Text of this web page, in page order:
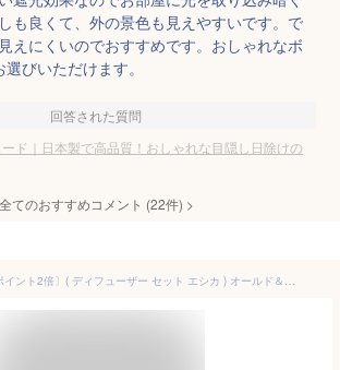
も良くて、外の景色も見えやすいです。で
えにくいのでおすすめです。おしゃれなボ
びいただけます。
回答された質問
ド｜日本製で高品質！おしゃれな目隠し日除けの
全てのおすすめコメント (22件) >
【特典付】〔ポイント2倍〕( ディフューザー セット エシカ ) オールド＆ニュー 取扱店 消臭 芳香剤 エッセンシャル オイル 精油 サステナブル 再利用 eco エシカル リビング 玄関 寝室 トイレ おしゃれ シンプル 木製 ナチュラル 北欧